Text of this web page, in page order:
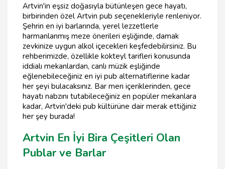
Artvin'in eşsiz doğasıyla bütünleşen gece hayatı,
birbirinden özel Artvin pub seçenekleriyle renleniyor.
Şehrin en iyi barlarında, yerel lezzetlerle
harmanlanmış meze önerileri eşliğinde, damak
zevkinize uygun alkol içecekleri keşfedebilirsiniz. Bu
rehberimizde, özellikle kokteyl tarifleri konusunda
iddialı mekanlardan, canlı müzik eşliğinde
eğlenebileceğiniz en iyi pub alternatiflerine kadar
her şeyi bulacaksınız. Bar men içeriklerinden, gece
hayatı nabzını tutabileceğiniz en popüler mekanlara
kadar, Artvin'deki pub kültürüne dair merak ettiğiniz
her şey burada!
Artvin En İyi Bira Çeşitleri Olan
Publar ve Barlar